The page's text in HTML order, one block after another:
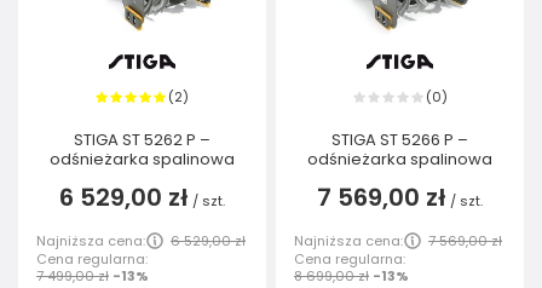
(2)
STIGA ST 5262 P –
odśnieżarka spalinowa
6 529,00 zł / szt.
Najniższa cena:
6 529,00 zł
Cena regularna:
7 499,00 zł -13%
(0)
STIGA ST 5266 P –
odśnieżarka spalinowa
7 569,00 zł / szt.
Najniższa cena:
7 569,00 zł
Cena regularna:
8 699,00 zł -13%